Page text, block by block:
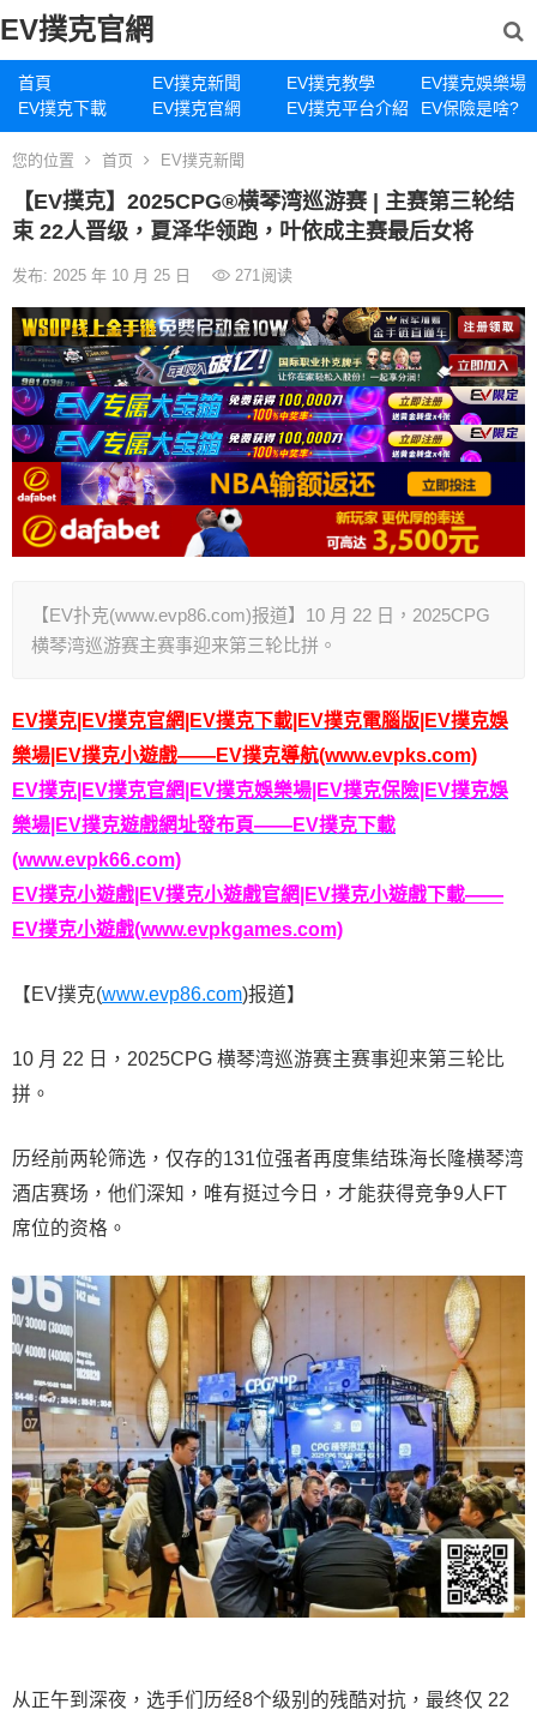
EV撲克官網
首頁 EV撲克新聞 EV撲克教學
EV撲克娛樂場
EV撲克下載
EV撲克官網 EV撲克平台介紹 EV保險是啥?
您的位置 首页 EV撲克新聞
【EV撲克】2025CPG®横琴湾巡游赛 | 主赛第三轮结
束 22人晋级，夏泽华领跑，叶依成主赛最后女将
发布: 2025 年 10 月 25 日 271阅读
【EV扑克(www.evp86.com)报道】10 月 22 日，2025CPG
横琴湾巡游赛主赛事迎来第三轮比拼。
EV撲克|EV撲克官網|EV撲克下載|EV撲克電腦版|EV撲克娛
樂場|EV撲克小遊戲——EV撲克導航(www.evpks.com)
EV撲克|EV撲克官網|EV撲克娛樂場|EV撲克保險|EV撲克娛
樂場|EV撲克遊戲網址發布頁——EV撲克下載
(www.evpk66.com)
EV撲克小遊戲|EV撲克小遊戲官網|EV撲克小遊戲下載——
EV撲克小遊戲(www.evpkgames.com)
【EV撲克(www.evp86.com)报道】
10 月 22 日，2025CPG 横琴湾巡游赛主赛事迎来第三轮比
拼。
历经前两轮筛选，仅存的131位强者再度集结珠海长隆横琴湾
酒店赛场，他们深知，唯有挺过今日，才能获得竞争9人FT
席位的资格。
从正午到深夜，选手们历经8个级别的残酷对抗，最终仅 22